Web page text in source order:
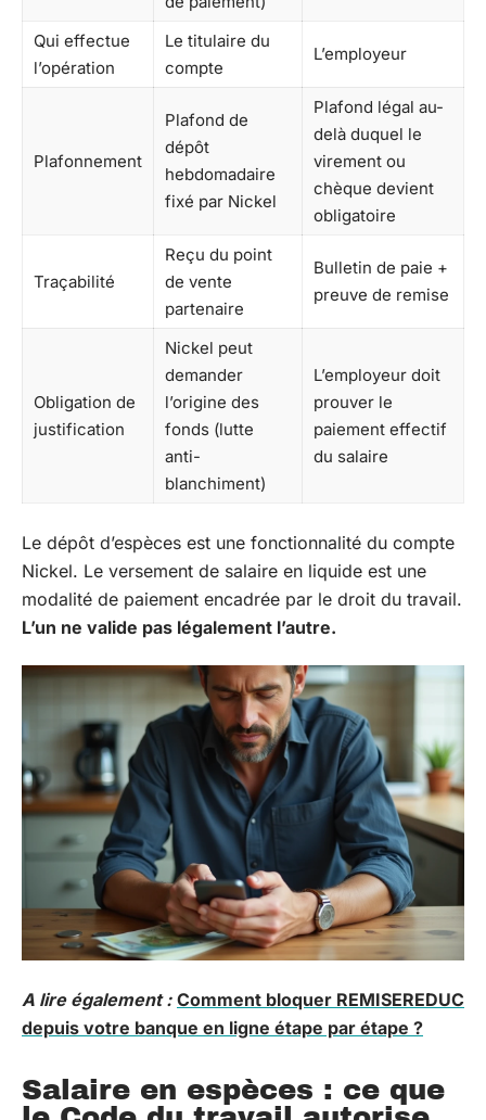
Qui effectue
l’opération
Le titulaire du
compte
L’employeur
Plafonnement
Plafond de
dépôt
hebdomadaire
fixé par Nickel
Plafond légal au-
delà duquel le
virement ou
chèque devient
obligatoire
Traçabilité
Reçu du point
de vente
partenaire
Bulletin de paie +
preuve de remise
Obligation de
justification
Nickel peut
demander
l’origine des
fonds (lutte
anti-
blanchiment)
L’employeur doit
prouver le
paiement effectif
du salaire
Le dépôt d’espèces est une fonctionnalité du compte
Nickel. Le versement de salaire en liquide est une
modalité de paiement encadrée par le droit du travail.
L’un ne valide pas légalement l’autre.
A lire également : Comment bloquer REMISEREDUC
depuis votre banque en ligne étape par étape ?
Salaire en espèces : ce que